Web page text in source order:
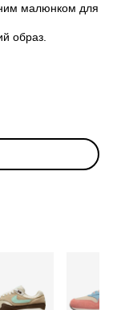
малюнком для
образ.